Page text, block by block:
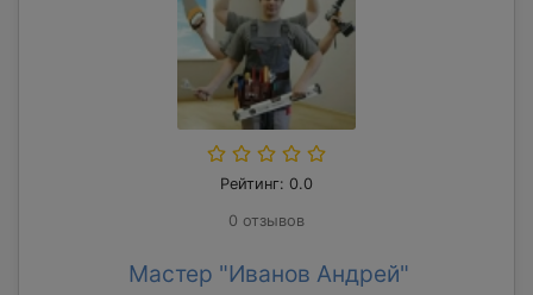
Рейтинг: 0.0
0 отзывов
Мастер "Иванов Андрей"